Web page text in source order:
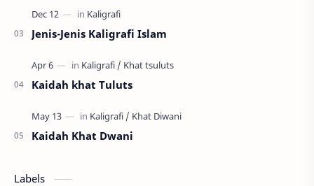
Jenis-Jenis Kaligrafi Islam
Kaidah khat Tuluts
Kaidah Khat Dwani
Labels